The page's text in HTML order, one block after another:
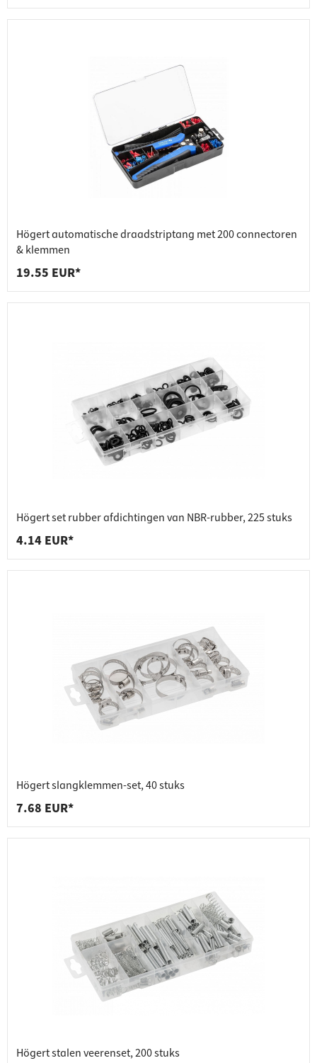
Högert automatische draadstriptang met 200 connectoren
& klemmen
19.55 EUR*
Högert set rubber afdichtingen van NBR-rubber, 225 stuks
4.14 EUR*
Högert slangklemmen-set, 40 stuks
7.68 EUR*
Högert stalen veerenset, 200 stuks